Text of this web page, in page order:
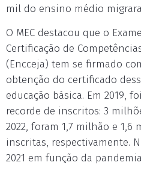
mil do ensino médio
O MEC destacou que o
Certificação de
(Encceja) tem se firmado
obtenção do certificado
educação básica. Em 2019,
recorde de inscritos: 3
2022, foram 1,7 milhão e 1,6
inscritas, respectivamente.
2021 em função da